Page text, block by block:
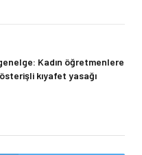
Kadın öğretmenlere
kıyafet yasağı